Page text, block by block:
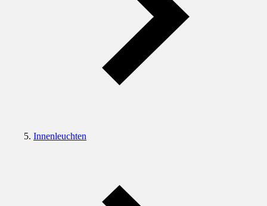
Innenleuchten